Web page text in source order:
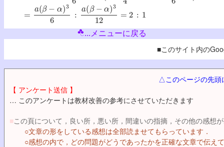
(β−α) 36:a −α)312=2
...メニューに戻る
■このサイト内の
△このページの先
【 アンケート送信 】
… このアンケートは教材改善の参考にさせていただきます
■この頁について，良い所，悪い所，間違いの指摘，その他の感想
○文章の形をしている感想は全部読ませてもらっています．
○感想の内で，どの問題がどうであったかを正確な文章で伝え